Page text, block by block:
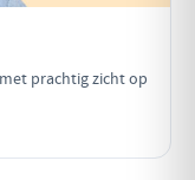
prachtig zicht op